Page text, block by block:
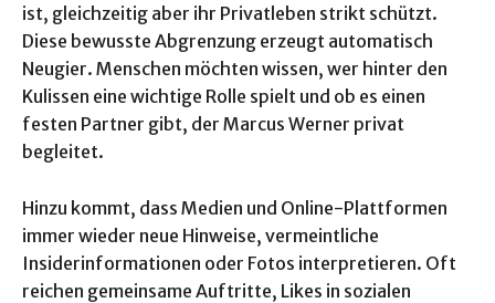
ist, gleichzeitig aber ihr Privatleben strikt schützt.
Diese bewusste Abgrenzung erzeugt automatisch
Neugier. Menschen möchten wissen, wer hinter den
Kulissen eine wichtige Rolle spielt und ob es einen
festen Partner gibt, der Marcus Werner privat
begleitet.
Hinzu kommt, dass Medien und Online-Plattformen
immer wieder neue Hinweise, vermeintliche
Insiderinformationen oder Fotos interpretieren. Oft
reichen gemeinsame Auftritte, Likes in sozialen